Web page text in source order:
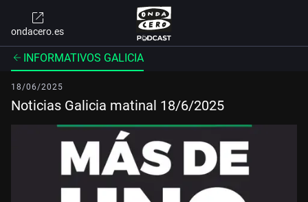
ondacero.es
INFORMATIVOS GALICIA
18/06/2025
Noticias Galicia matinal 18/6/2025